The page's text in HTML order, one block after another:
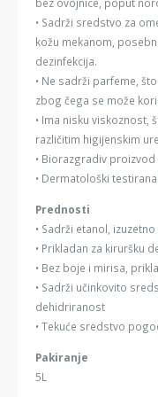
• Sadrži sredstvo za
kožu mekanom,
dezinfekcija.
• Ne sadrži parfeme,
zbog čega se može
• Ima nisku viskoznost,
različitim higijenskim
• Biorazgradiv
• Dermatološki
Prednosti
• Sadrži etanol,
• Prikladan za kiruršku
• Bez boje i mirisa,
• Sadrži učinkovito
dehidriranost
• Tekuće sredstvo
Pakiranje
5L